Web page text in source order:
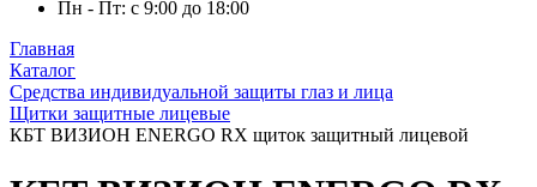
Пн - Пт: с 9:00 до 18:00
Главная
Каталог
Средства индивидуальной защиты глаз и лица
Щитки защитные лицевые
КБТ ВИЗИОН ENERGO RX щиток защитный лицевой